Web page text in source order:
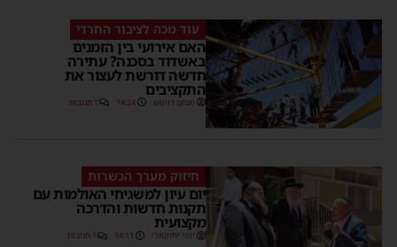
עוד מכה לציבור החרדי
האם אירועי בין הזמנים
באשדוד בסכנה? עתירה
חדשה דורשת לעצור את
התקציבים
מנחם דויטש 14:24 1 תגובות
חיזוק מערך הכשרות
יום עיון למשגיחי האולמות עם
תקנות חדשות והדרכה
מקצועית
יוסי יחזקאלי 14:11 1 תגובות